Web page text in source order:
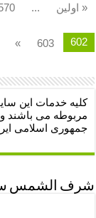
« اولین ...
602
603
»
کلیه خدمات این
مربوطه می باشند و
جمهوری اسلامی
شرف الشمس سال